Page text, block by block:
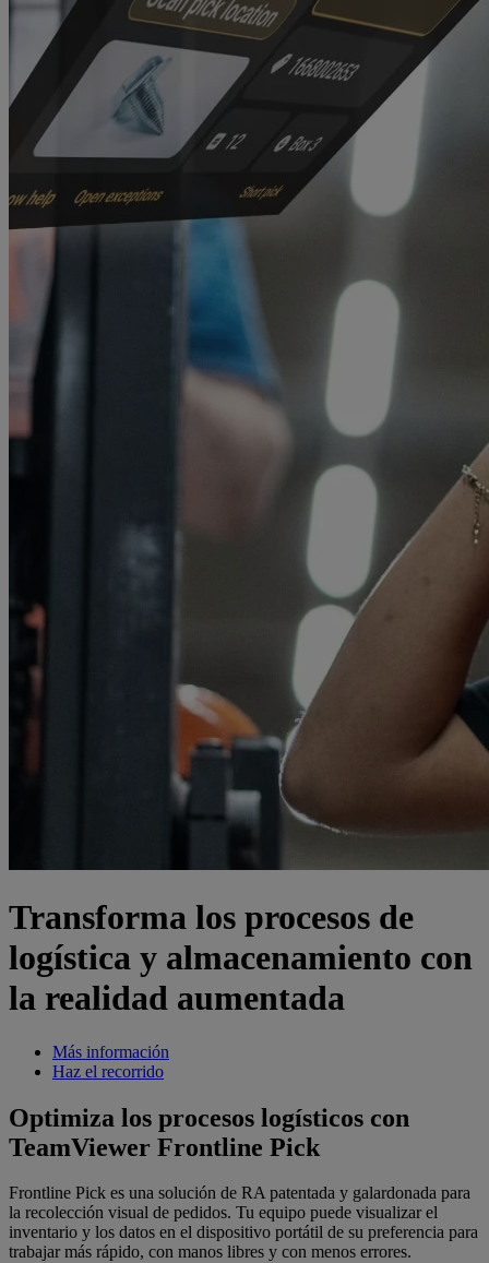
Transforma los procesos de
logística y almacenamiento con
la realidad aumentada
Más información
Haz el recorrido
Optimiza los procesos logísticos con
TeamViewer Frontline Pick
Frontline Pick es una solución de RA patentada y galardonada para
la recolección visual de pedidos. Tu equipo puede visualizar el
inventario y los datos en el dispositivo portátil de su preferencia para
trabajar más rápido, con manos libres y con menos errores.